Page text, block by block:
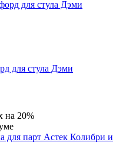
для стула Дэми
на 20%